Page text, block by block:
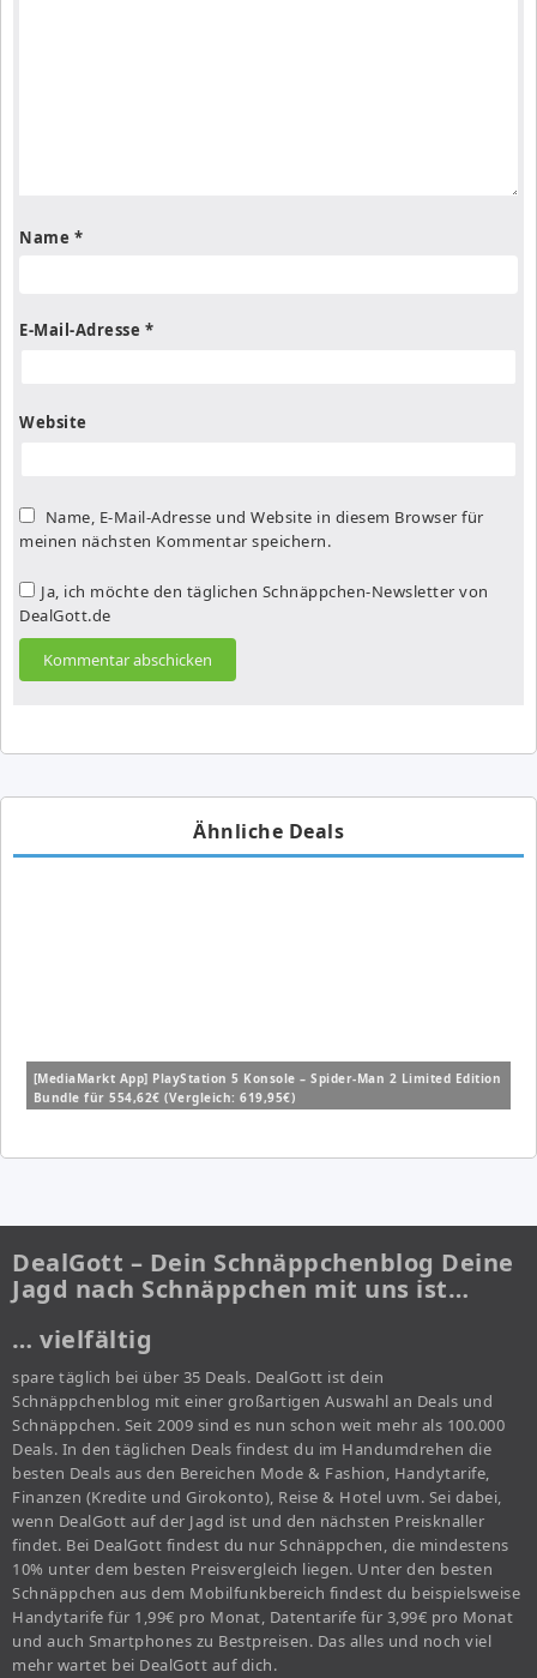
Name *
E-Mail-Adresse *
Website
Name, E-Mail-Adresse und Website in diesem Browser für
meinen nächsten Kommentar speichern.
Ja, ich möchte den täglichen Schnäppchen-Newsletter von
DealGott.de
Ähnliche Deals
[MediaMarkt App] PlayStation 5 Konsole – Spider-Man 2 Limited Edition
Bundle für 554,62€ (Vergleich: 619,95€)
DealGott – Dein Schnäppchenblog Deine
Jagd nach Schnäppchen mit uns ist…
… vielfältig
spare täglich bei über 35 Deals. DealGott ist dein
Schnäppchenblog mit einer großartigen Auswahl an Deals und
Schnäppchen. Seit 2009 sind es nun schon weit mehr als 100.000
Deals. In den täglichen Deals findest du im Handumdrehen die
besten Deals aus den Bereichen Mode & Fashion, Handytarife,
Finanzen (Kredite und Girokonto), Reise & Hotel uvm. Sei dabei,
wenn DealGott auf der Jagd ist und den nächsten Preisknaller
findet. Bei DealGott findest du nur Schnäppchen, die mindestens
10% unter dem besten Preisvergleich liegen. Unter den besten
Schnäppchen aus dem Mobilfunkbereich findest du beispielsweise
Handytarife für 1,99€ pro Monat, Datentarife für 3,99€ pro Monat
und auch Smartphones zu Bestpreisen. Das alles und noch viel
mehr wartet bei DealGott auf dich.